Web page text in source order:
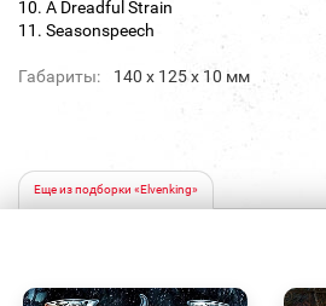
10. A Dreadful Strain
11. Seasonspeech
Габариты: 140 х 125 х 10 мм
Еще из подборки «Elvenking»